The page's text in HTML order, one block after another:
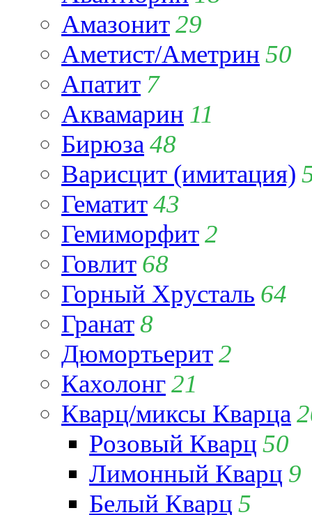
Амазонит29
Аметист/Аметрин 50
Апатит 7
Аквамарин 11
Бирюза 48
Варисцит (имитация)
Гематит43
Гемиморфит2
Говлит 68
Горный Хрусталь 64
Гранат8
Дюмортьерит2
Кахолонг21
Кварц/миксы Кварца
Розовый Кварц 50
Лимонный Кварц 9
Белый Кварц 5